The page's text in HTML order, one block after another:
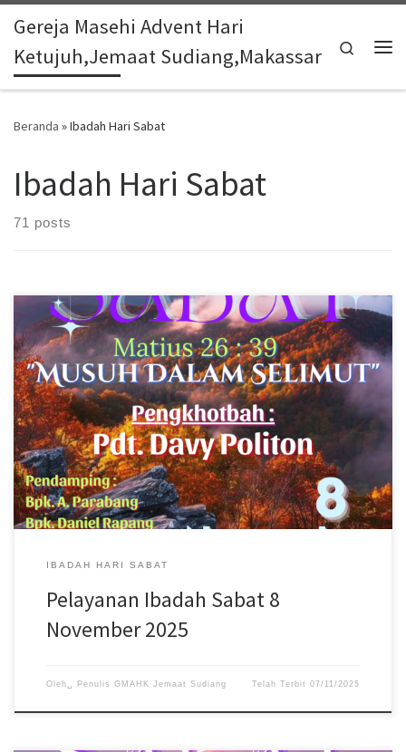
Skip to content
Gereja Masehi Advent Hari
Ketujuh,Jemaat Sudiang,Makassar
Search
Beranda »Ibadah Hari Sabat
Ibadah Hari Sabat
71 posts
Pelayanan Ibadah Hari Sabat tanggal 8 November 2025, acara
dimulai pukul 08:30 WITA. #gmahksudiang #sabat
#gerejamasehiadventhariketujuh #jemaatsudiang
IBADAH HARI SABAT
Pelayanan Ibadah Sabat 8
November 2025
Oleh␣ Penulis GMAHK Jemaat Sudiang Telah Terbit07/11/2025